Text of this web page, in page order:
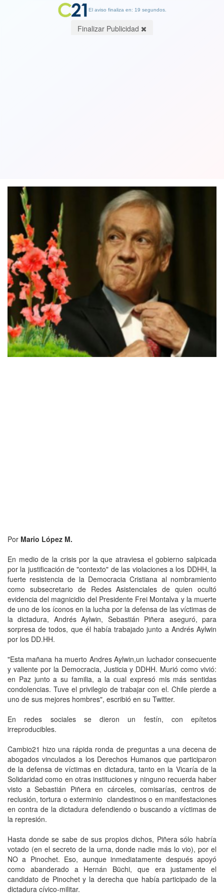
Por Mario López M.
En medio de la crisis por la que atraviesa el gobierno salpicada
por la justificación de "contexto" de las violaciones a los DDHH, la
fuerte resistencia de la Democracia Cristiana al nombramiento
como subsecretario de Redes Asistenciales de quien ocultó
evidencia del magnicidio del Presidente Frei Montalva y la muerte
de uno de los íconos en la lucha por la defensa de las víctimas de
la dictadura, Andrés Aylwin, Sebastián Piñera aseguró, para
sorpresa de todos, que él había trabajado junto a Andrés Aylwin
por los DD.HH.
"Esta mañana ha muerto Andres Aylwin,un luchador consecuente
y valiente por la Democracia, Justicia y DDHH. Murió como vivió:
en Paz junto a su familia, a la cual expresó mis más sentidas
condolencias. Tuve el privilegio de trabajar con el. Chile pierde a
uno de sus mejores hombres", escribió en su Twitter.
En redes sociales se dieron un festín, con epítetos
irreproducibles.
Cambio21 hizo una rápida ronda de preguntas a una decena de
abogados vinculados a los Derechos Humanos que participaron
de la defensa de víctimas en dictadura, tanto en la Vicaría de la
Solidaridad como en otras instituciones y ninguno recuerda haber
visto a Sebastián Piñera en cárceles, comisarías, centros de
reclusión, tortura o exterminio clandestinos o en manifestaciones
en contra de la dictadura defendiendo o buscando a víctimas de
la represión.
Hasta donde se sabe de sus propios dichos, Piñera sólo habría
votado (en el secreto de la urna, donde nadie más lo vio), por el
NO a Pinochet. Eso, aunque inmediatamente después apoyó
como abanderado a Hernán Büchi, que era justamente el
candidato de Pinochet y la derecha que había participado de la
dictadura cívico-militar.
El aviso finaliza en: 18 segundos.
Finalizar Publicidad